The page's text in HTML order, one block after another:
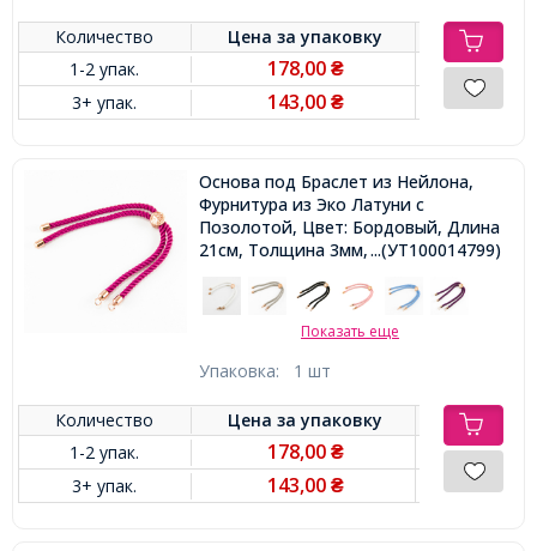
Количество Цена заупаковку
1-2 упак.
178,00 ₴
3+ упак. 143,00 ₴
Основа под Браслет из Нейлона,
Фурнитура из Эко Латуни с
Позолотой, Цвет: Бордовый, Длина
21см, Толщина 3мм, Отв 2.5мм,
...(УТ100014799)
Показать еще
Упаковка: 1 шт
Количество Цена заупаковку
1-2 упак.
178,00 ₴
3+ упак. 143,00 ₴